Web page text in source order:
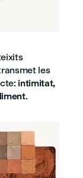
les
intimitat,
.